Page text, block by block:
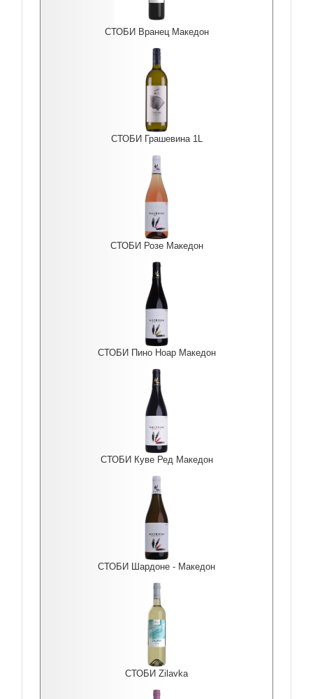
СТОБИ Вранец Македон
СТОБИ Грашевина 1L
СТОБИ Розе Македон
СТОБИ Пино Ноар Македон
СТОБИ Куве Ред Македон
СТОБИ Шардоне - Македон
СТОБИ Zilavka